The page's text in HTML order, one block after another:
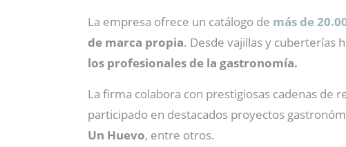
La empresa ofrece un catálogo de más de
de marca propia. Desde vajillas y cuberterías
los profesionales de la gastronomía.
La firma colabora con prestigiosas cadenas de
participado en destacados proyectos
Un Huevo, entre otros.